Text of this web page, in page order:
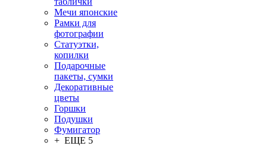
Мечи японские
Рамки для
фотографии
Статуэтки,
копилки
Подарочные
пакеты, сумки
Декоративные
цветы
Горшки
Подушки
Фумигатор
+ ЕЩЕ 5